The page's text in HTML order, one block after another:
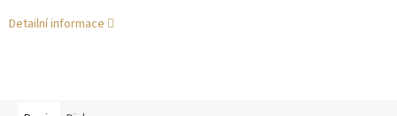
Detailní informace